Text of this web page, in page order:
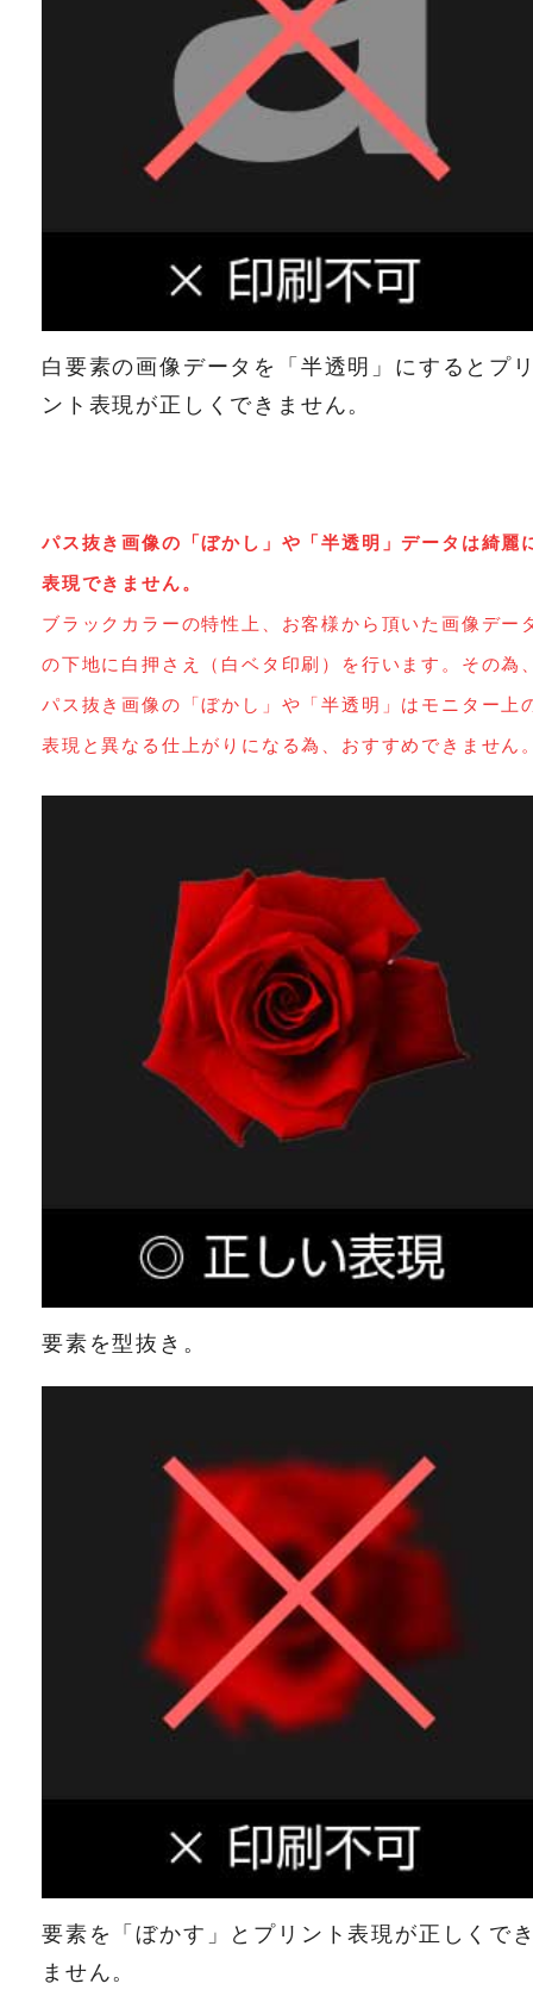
白要素の画像データを「半透明」にするとプ
ント表現が正しくできません。
パス抜き画像の「ぼかし」や「半透明」データは綺麗
表現できません。
ブラックカラーの特性上、お客様から頂いた画像デー
の下地に白押さえ（白ベタ印刷）を行います。その為
パス抜き画像の「ぼかし」や「半透明」はモニター上
表現と異なる仕上がりになる為、おすすめできません
要素を型抜き。
要素を「ぼかす」とプリント表現が正しくで
ません。